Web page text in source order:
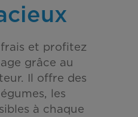
et profitez
grâce au
Il offre des
les
à chaque